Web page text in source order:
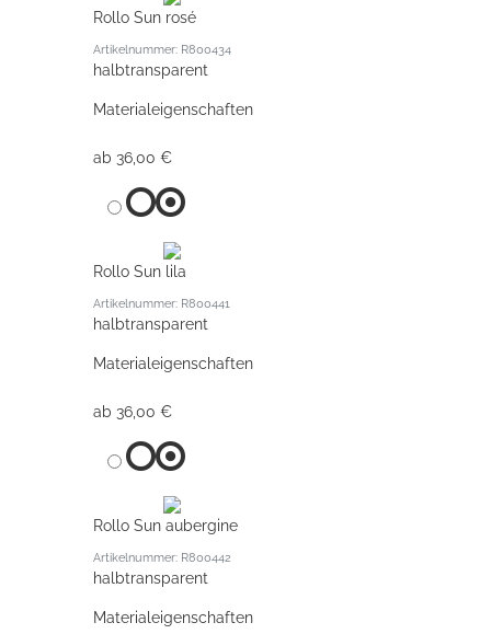
Rollo Sun rosé
Artikelnummer: R800434
halbtransparent
Materialeigenschaften
ab 36,00 €
Rollo Sun lila
Artikelnummer: R800441
halbtransparent
Materialeigenschaften
ab 36,00 €
Rollo Sun aubergine
Artikelnummer: R800442
halbtransparent
Materialeigenschaften